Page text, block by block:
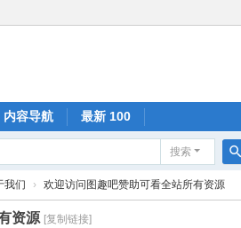
内容导航 最新 100
搜索
索
我们 › 欢迎访问图趣吧赞助可看全站所有资源
资源 [复制链接]